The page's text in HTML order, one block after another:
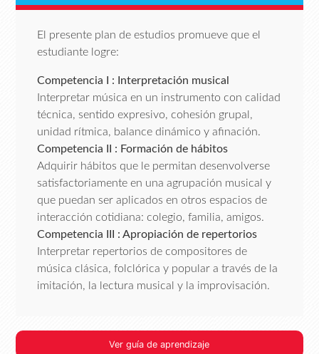
El presente plan de estudios promueve que el
estudiante logre:
Competencia I : Interpretación musical
Interpretar música en un instrumento con calidad
técnica, sentido expresivo, cohesión grupal,
unidad rítmica, balance dinámico y afinación.
Competencia II : Formación de hábitos
Adquirir hábitos que le permitan desenvolverse
satisfactoriamente en una agrupación musical y
que puedan ser aplicados en otros espacios de
interacción cotidiana: colegio, familia, amigos.
Competencia III : Apropiación de repertorios
Interpretar repertorios de compositores de
música clásica, folclórica y popular a través de la
imitación, la lectura musical y la improvisación.
Ver guía de aprendizaje